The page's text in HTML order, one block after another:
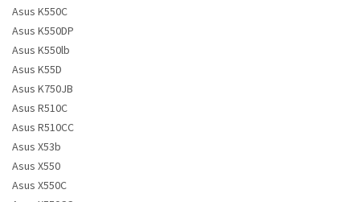
Asus K550C
Asus K550DP
Asus K550lb
Asus K55D
Asus K750JB
Asus R510C
Asus R510CC
Asus X53b
Asus X550
Asus X550C